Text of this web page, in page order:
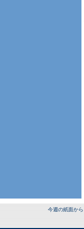
今週の紙面から